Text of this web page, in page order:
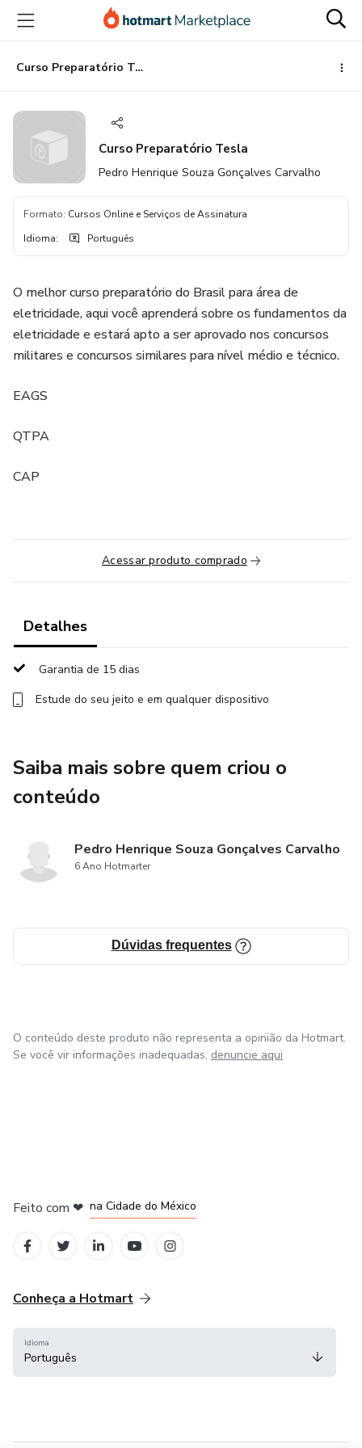
para
conteúdo
principal
para
pagamento
para
rodapé
Curso Preparatório Tesla
Curso Preparatório Tesla
Pedro Henrique Souza Gonçalves Carvalho
Formato: Cursos Online e Serviços de Assinatura
Idioma: Português
O melhor curso preparatório do Brasil para área de
eletricidade, aqui você aprenderá sobre os fundamentos da
eletricidade e estará apto a ser aprovado nos concursos
militares e concursos similares para nível médio e técnico.
EAGS
QTPA
CAP
Acessar produto comprado
Detalhes
Garantia de 15 dias
Estude do seu jeito e em qualquer dispositivo
Saiba mais sobre quem criou o
conteúdo
Pedro Henrique Souza Gonçalves Carvalho
6 Ano Hotmarter
Dúvidas frequentes
O conteúdo deste produto não representa a opinião da Hotmart.
Se você vir informações inadequadas, denuncie aqui
Feito com ❤ na Cidade do México
Conheça a Hotmart
Idioma
Português